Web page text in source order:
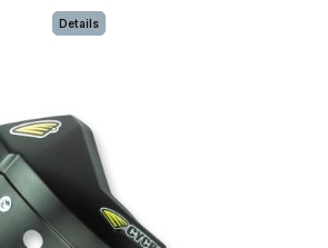
Details